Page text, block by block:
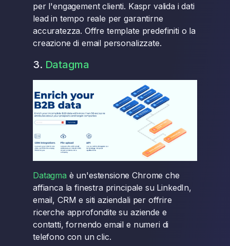
per l'engagement clienti. Kaspr valida i dati
lead in tempo reale per garantirne
accuratezza. Offre template predefiniti o la
creazione di email personalizzate.
3. Datagma
Datagma è un'estensione Chrome che
affianca la finestra principale su LinkedIn,
email, CRM e siti aziendali per offrire
ricerche approfondite su aziende e
contatti, fornendo email e numeri di
telefono con un clic.